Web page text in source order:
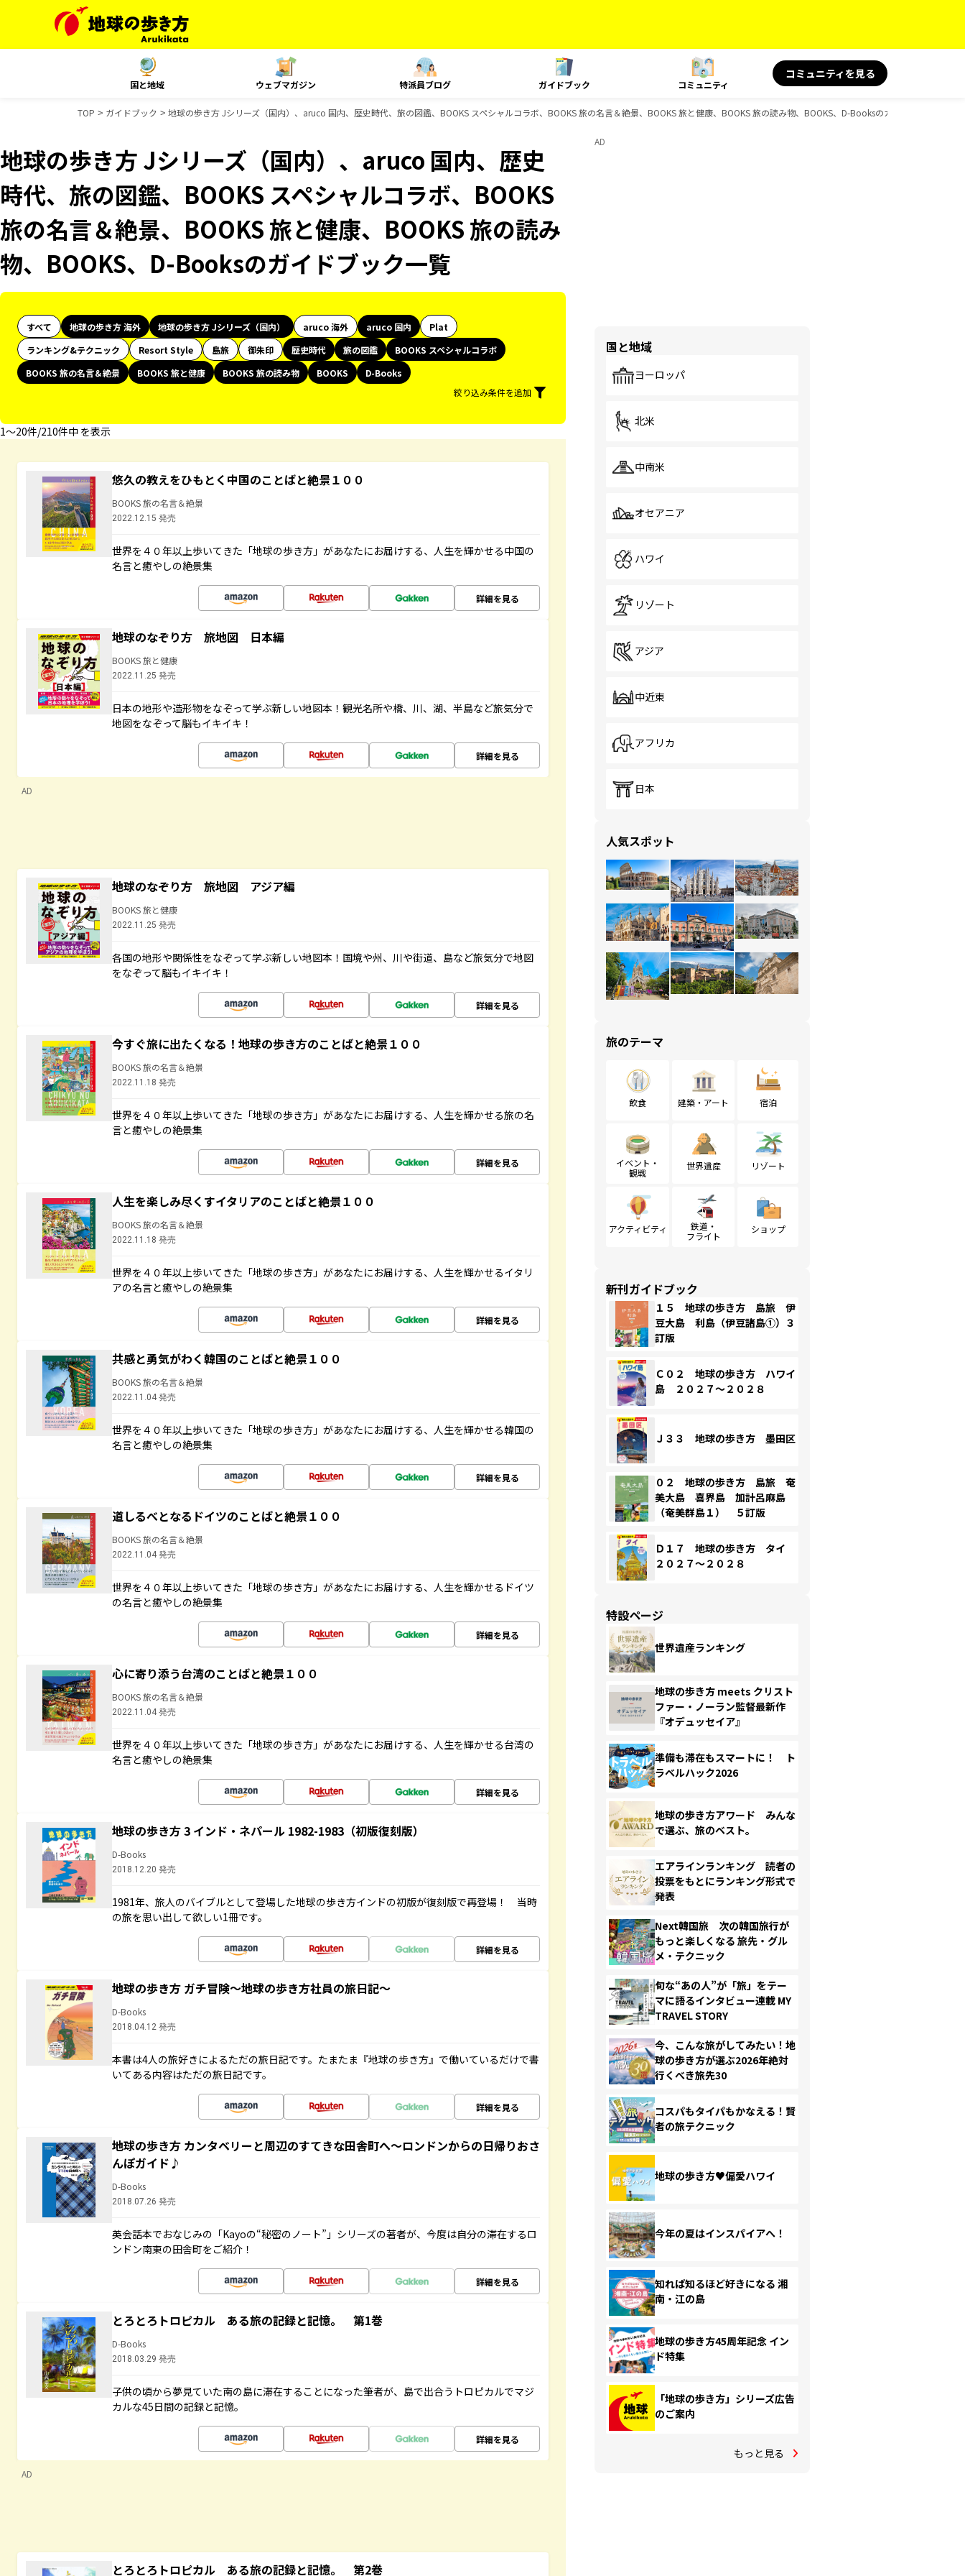
国と地域 ウェブマガジン 特派員ブログ ガイドブック コミュニティ
コミュニティを見る
TOP ガイドブック 地球の歩き方 Jシリーズ（国内）、aruco 国内、歴史時代、旅の図鑑、BOOKS スペシャルコラボ、BOOKS 旅の名言＆絶景、BOOKS 旅と健康、BOOKS 旅の読み物、BOOKS、D-Booksのガイドブック一覧
地球の歩き方 Jシリーズ（国内）、aruco 国内、歴史
時代、旅の図鑑、BOOKS スペシャルコラボ、BOOKS
旅の名言＆絶景、BOOKS 旅と健康、BOOKS 旅の読み
物、BOOKS、D-Booksのガイドブック一覧
すべて 地球の歩き方 海外 地球の歩き方 Jシリーズ（国内） aruco 海外 aruco 国内
Plat
ランキング&テクニック
Resort Style 島旅 御朱印 歴史時代 旅の図鑑
BOOKS スペシャルコラボ
BOOKS 旅の名言＆絶景
BOOKS 旅と健康 BOOKS 旅の読み物 BOOKS
D-Books
絞り込み条件を追加
1〜20件/210件中 を表示
悠久の教えをひもとく中国のことばと絶景１００
BOOKS 旅の名言＆絶景
2022.12.15 発売
世界を４０年以上歩いてきた「地球の歩き方」があなたにお届けする、人生を輝かせる中国の
名言と癒やしの絶景集
詳細を見る
地球のなぞり方 旅地図 日本編
BOOKS 旅と健康
2022.11.25 発売
日本の地形や造形物をなぞって学ぶ新しい地図本！観光名所や橋、川、湖、半島など旅気分で
地図をなぞって脳もイキイキ！
詳細を見る
AD
地球のなぞり方 旅地図 アジア編
BOOKS 旅と健康
2022.11.25 発売
各国の地形や関係性をなぞって学ぶ新しい地図本！国境や州、川や街道、島など旅気分で地図
をなぞって脳もイキイキ！
詳細を見る
今すぐ旅に出たくなる！地球の歩き方のことばと絶景１００
BOOKS 旅の名言＆絶景
2022.11.18 発売
世界を４０年以上歩いてきた「地球の歩き方」があなたにお届けする、人生を輝かせる旅の名
言と癒やしの絶景集
詳細を見る
人生を楽しみ尽くすイタリアのことばと絶景１００
BOOKS 旅の名言＆絶景
2022.11.18 発売
世界を４０年以上歩いてきた「地球の歩き方」があなたにお届けする、人生を輝かせるイタリ
アの名言と癒やしの絶景集
詳細を見る
共感と勇気がわく韓国のことばと絶景１００
BOOKS 旅の名言＆絶景
2022.11.04 発売
世界を４０年以上歩いてきた「地球の歩き方」があなたにお届けする、人生を輝かせる韓国の
名言と癒やしの絶景集
詳細を見る
道しるべとなるドイツのことばと絶景１００
BOOKS 旅の名言＆絶景
2022.11.04 発売
世界を４０年以上歩いてきた「地球の歩き方」があなたにお届けする、人生を輝かせるドイツ
の名言と癒やしの絶景集
詳細を見る
心に寄り添う台湾のことばと絶景１００
BOOKS 旅の名言＆絶景
2022.11.04 発売
世界を４０年以上歩いてきた「地球の歩き方」があなたにお届けする、人生を輝かせる台湾の
名言と癒やしの絶景集
詳細を見る
地球の歩き方 3 インド・ネパール 1982-1983（初版復刻版）
D-Books
2018.12.20 発売
1981年、旅人のバイブルとして登場した地球の歩き方インドの初版が復刻版で再登場！ 当時
の旅を思い出して欲しい1冊です。
詳細を見る
地球の歩き方 ガチ冒険～地球の歩き方社員の旅日記～
D-Books
2018.04.12 発売
本書は4人の旅好きによるただの旅日記です。たまたま『地球の歩き方』で働いているだけで書
いてある内容はただの旅日記です。
詳細を見る
地球の歩き方 カンタベリーと周辺のすてきな田舎町へ～ロンドンからの日帰りおさ
んぽガイド♪
D-Books
2018.07.26 発売
英会話本でおなじみの「Kayoの“秘密のノート”」シリーズの著者が、今度は自分の滞在するロ
ンドン南東の田舎町をご紹介！
詳細を見る
とろとろトロピカル ある旅の記録と記憶。 第1巻
D-Books
2018.03.29 発売
子供の頃から夢見ていた南の島に滞在することになった筆者が、島で出合うトロピカルでマジ
カルな45日間の記録と記憶。
詳細を見る
AD
とろとろトロピカル ある旅の記録と記憶。 第2巻
AD
国と地域
ヨーロッパ
北米
中南米
オセアニア
ハワイ
リゾート
アジア
中近東
アフリカ
日本
人気スポット
旅のテーマ
飲食 建築・アート 宿泊
イベント・
観戦
世界遺産 リゾート
アクティビティ
鉄道・
フライト
ショップ
新刊ガイドブック
１５ 地球の歩き方 島旅 伊
豆大島 利島（伊豆諸島①）３
訂版
Ｃ０２ 地球の歩き方 ハワイ
島 ２０２７～２０２８
Ｊ３３ 地球の歩き方 墨田区
０２ 地球の歩き方 島旅 奄
美大島 喜界島 加計呂麻島
（奄美群島１） ５訂版
Ｄ１７ 地球の歩き方 タイ
２０２７～２０２８
特設ページ
世界遺産ランキング
地球の歩き方 meets クリスト
ファー・ノーラン監督最新作
『オデュッセイア』
準備も滞在もスマートに！ ト
ラベルハック2026
地球の歩き方アワード みんな
で選ぶ、旅のベスト。
エアラインランキング 読者の
投票をもとにランキング形式で
発表
Next韓国旅 次の韓国旅行が
もっと楽しくなる 旅先・グル
メ・テクニック
旬な“あの人”が「旅」をテー
マに語るインタビュー連載 MY
TRAVEL STORY
今、こんな旅がしてみたい！地
球の歩き方が選ぶ2026年絶対
行くべき旅先30
コスパもタイパもかなえる！賢
者の旅テクニック
地球の歩き方♥偏愛ハワイ
今年の夏はインスパイアへ！
知れば知るほど好きになる 湘
南・江の島
地球の歩き方45周年記念 イン
ド特集
「地球の歩き方」シリーズ広告
のご案内
もっと見る